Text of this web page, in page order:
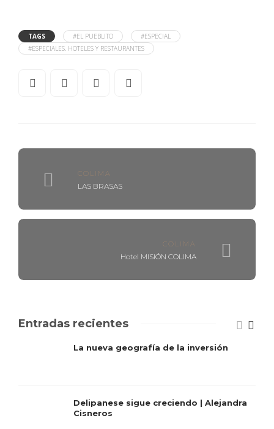
TAGS #EL PUEBLITO
#ESPECIAL
#ESPECIALES. HOTELES Y RESTAURANTES
COLIMA
LAS BRASAS
COLIMA
Hotel MISIÓN COLIMA
Entradas recientes
La nueva geografía de la inversión
Delipanese sigue creciendo | Alejandra
Cisneros